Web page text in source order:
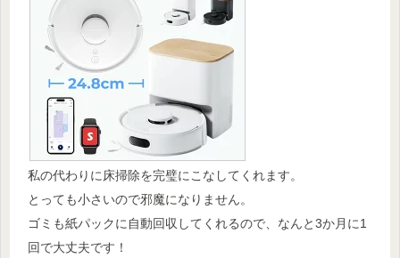
私の代わりに床掃除を完璧にこなしてくれます。
とっても小さいので邪魔になりません。
ゴミも紙パックに自動回収してくれるので、なんと3か月に1
回で大丈夫です ！